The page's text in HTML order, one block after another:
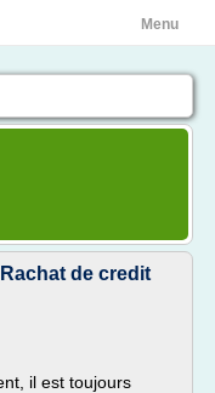
Menu
de credit
il est toujours